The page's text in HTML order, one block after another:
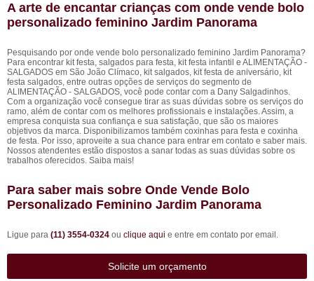
A arte de encantar crianças com onde vende bolo
personalizado feminino Jardim Panorama
Pesquisando por onde vende bolo personalizado feminino Jardim Panorama?
Para encontrar kit festa, salgados para festa, kit festa infantil e ALIMENTAÇÃO -
SALGADOS em São João Clímaco, kit salgados, kit festa de aniversário, kit
festa salgados, entre outras opções de serviços do segmento de
ALIMENTAÇÃO - SALGADOS, você pode contar com a Dany Salgadinhos.
Com a organização você consegue tirar as suas dúvidas sobre os serviços do
ramo, além de contar com os melhores profissionais e instalações. Assim, a
empresa conquista sua confiança e sua satisfação, que são os maiores
objetivos da marca. Disponibilizamos também coxinhas para festa e coxinha
de festa. Por isso, aproveite a sua chance para entrar em contato e saber mais.
Nossos atendentes estão dispostos a sanar todas as suas dúvidas sobre os
trabalhos oferecidos. Saiba mais!
Para saber mais sobre Onde Vende Bolo
Personalizado Feminino Jardim Panorama
Ligue para (11) 3554-0324 ou clique aqui e entre em contato por email.
Solicite um orçamento